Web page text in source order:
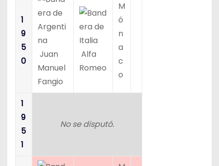
1
9
5
0
Juan
Manuel
Fangio
Alfa
Romeo
M
ó
n
a
c
o
1
9
5
1
No se disputó.